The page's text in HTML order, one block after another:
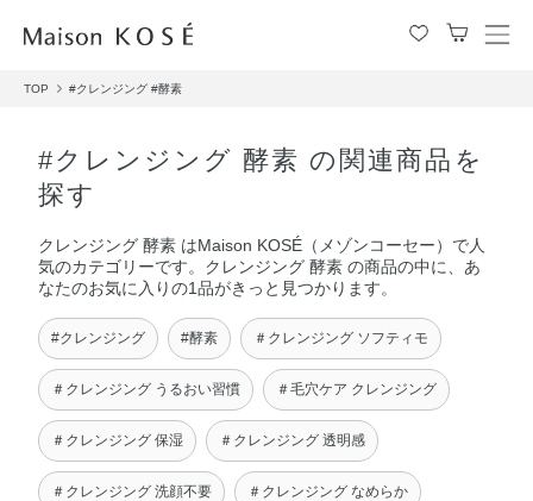
メ
TOP #クレンジング #酵素
#クレンジング 酵素 の関連商品を
探す
クレンジング 酵素 はMaison KOSÉ（メゾンコーセー）で人
気のカテゴリーです。クレンジング 酵素 の商品の中に、あ
なたのお気に入りの1品がきっと見つかります。
#クレンジング #酵素 ＃クレンジング ソフティモ
＃クレンジング うるおい習慣 ＃毛穴ケア クレンジング
＃クレンジング 保湿 ＃クレンジング 透明感
＃クレンジング 洗顔不要 ＃クレンジング なめらか